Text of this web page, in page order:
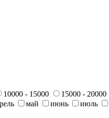
10000 - 15000 15000 - 20000
май июнь июль